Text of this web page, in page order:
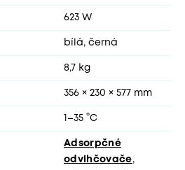
623 W
bílá, černá
8,7 kg
356 × 230 × 577 mm
1–35 °C
Adsorpčné
odvlhčovače,